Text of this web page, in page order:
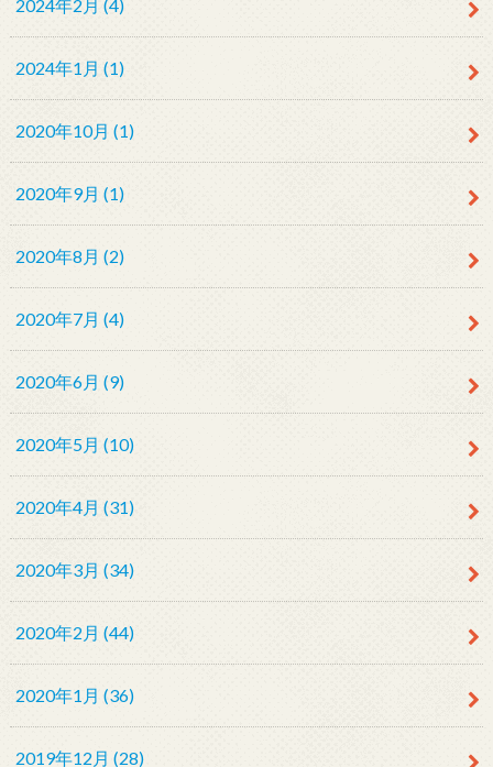
2024年2月 (4)
2024年1月 (1)
2020年10月 (1)
2020年9月 (1)
2020年8月 (2)
2020年7月 (4)
2020年6月 (9)
2020年5月 (10)
2020年4月 (31)
2020年3月 (34)
2020年2月 (44)
2020年1月 (36)
2019年12月 (28)